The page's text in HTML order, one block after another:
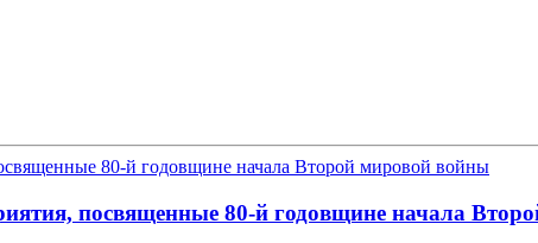
посвященные 80-й годовщине начала